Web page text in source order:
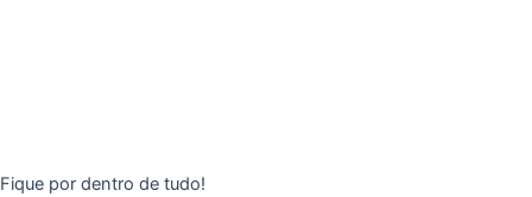
Fique por dentro de tudo!